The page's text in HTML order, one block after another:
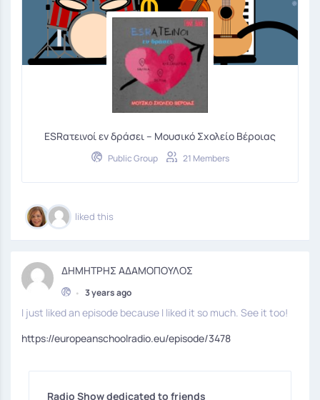
ESRατεινοί εν δράσει – Μουσικό Σχολείο Βέροιας
Public Group 21 Members
liked this
ΔΗΜΗΤΡΗΣ ΑΔΑΜΟΠΟΥΛΟΣ
• 3 years ago
I just liked an episode because I liked it so much. See it too!
https://europeanschoolradio.eu/episode/3478
Radio Show dedicated to friends